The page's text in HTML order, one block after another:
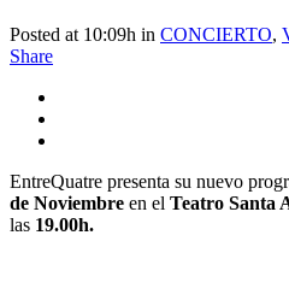
Posted at 10:09h in CONCIERTO,
Share
EntreQuatre presenta su nuevo
de Noviembre en el Teatro Santa
las 19.00h.